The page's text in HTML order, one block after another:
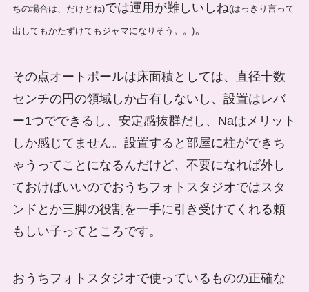
ちの場合は、だけどね)では運用が難しいしね(はっきり言って
出してもかたずけてもジャマになりそう。。)。
その点オートポールは床面積としては、直径十数
センチの円の領域しか占有しないし、設置はレバ
ー1つでできるし、安定感抜群だし、Naはメリット
しか感じてません。設置すると部屋に柱ができち
ゃうってことになるんだけど、不要になれば外し
ておけばいいのでおうちフォトスタジオではスタ
ンドとか三脚の役割を一手に引き受けてくれる頼
もしい子ってところです。
おうちフォトスタジオで使っているものの正確な